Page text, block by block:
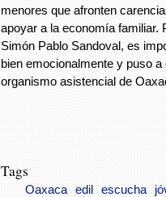
menores que afronten
apoyar a la economía familiar.
Simón Pablo Sandoval, es
bien emocionalmente y puso
organismo asistencial de
Tags
Oaxaca edil escucha